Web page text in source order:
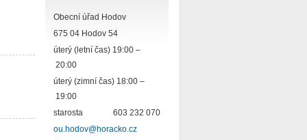
Obecní úřad Hodov
675 04 Hodov 54
úterý (letní čas) 19:00 –
20:00
úterý (zimní čas) 18:00 –
19:00
starosta
603 232 070
ou.hodov@horacko.cz